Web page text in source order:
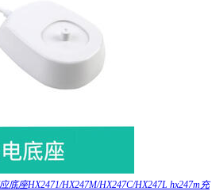
座HX2471/HX247M/HX247C/HX247L hx247m充